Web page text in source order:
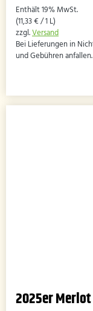
Enthält 19% MwSt.
(11,33€/ 1 L)
zzgl.Versand
Bei Lieferungen in
und Gebühren anfallen.
2025er